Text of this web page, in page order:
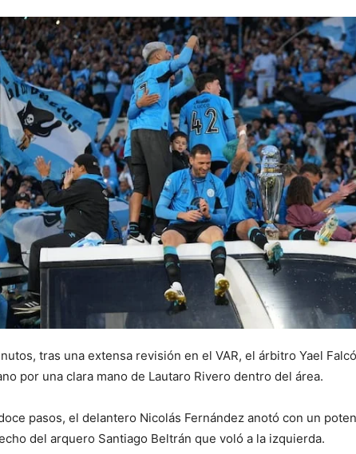
tras una extensa revisión en el VAR, el árbitro Yael
por una clara mano de Lautaro Rivero dentro del área.
pasos, el delantero Nicolás Fernández anotó con un
del arquero Santiago Beltrán que voló a la izquierda.